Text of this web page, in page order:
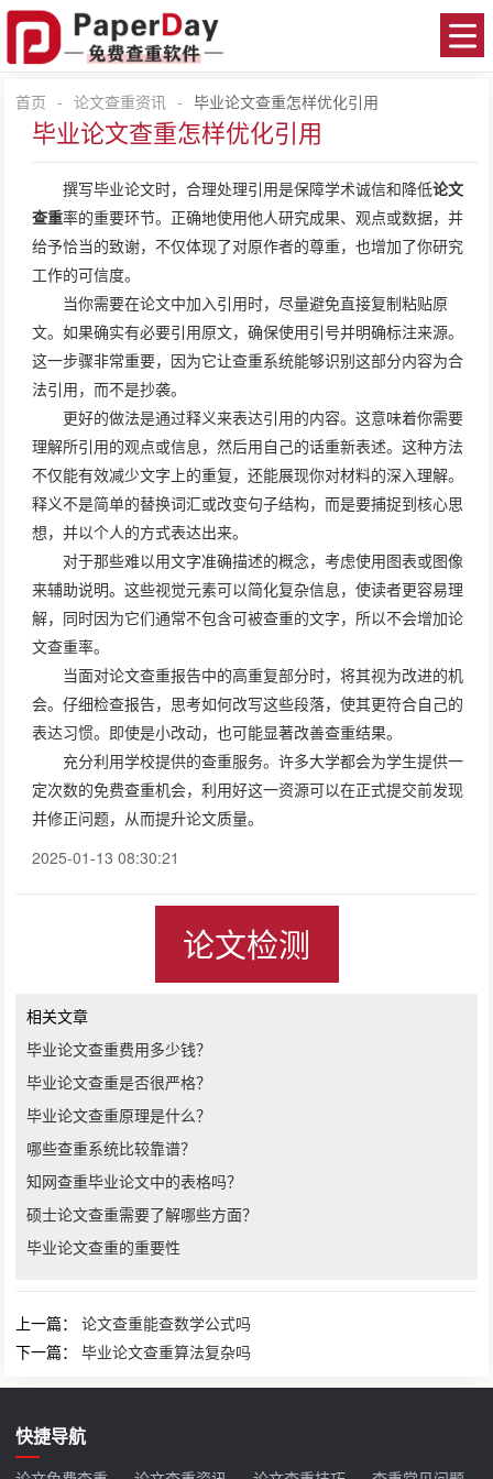
首页 - 论文查重资讯 - 毕业论文查重怎样优化引用
毕业论文查重怎样优化引用
撰写毕业论文时，合理处理引用是保障学术诚信和降低论文
查重率的重要环节。正确地使用他人研究成果、观点或数据，并
给予恰当的致谢，不仅体现了对原作者的尊重，也增加了你研究
工作的可信度。
当你需要在论文中加入引用时，尽量避免直接复制粘贴原
文。如果确实有必要引用原文，确保使用引号并明确标注来源。
这一步骤非常重要，因为它让查重系统能够识别这部分内容为合
法引用，而不是抄袭。
更好的做法是通过释义来表达引用的内容。这意味着你需要
理解所引用的观点或信息，然后用自己的话重新表述。这种方法
不仅能有效减少文字上的重复，还能展现你对材料的深入理解。
释义不是简单的替换词汇或改变句子结构，而是要捕捉到核心思
想，并以个人的方式表达出来。
对于那些难以用文字准确描述的概念，考虑使用图表或图像
来辅助说明。这些视觉元素可以简化复杂信息，使读者更容易理
解，同时因为它们通常不包含可被查重的文字，所以不会增加论
文查重率。
当面对论文查重报告中的高重复部分时，将其视为改进的机
会。仔细检查报告，思考如何改写这些段落，使其更符合自己的
表达习惯。即使是小改动，也可能显著改善查重结果。
充分利用学校提供的查重服务。许多大学都会为学生提供一
定次数的免费查重机会，利用好这一资源可以在正式提交前发现
并修正问题，从而提升论文质量。
2025-01-13 08:30:21
论文检测
相关文章
毕业论文查重费用多少钱？
毕业论文查重是否很严格？
毕业论文查重原理是什么？
哪些查重系统比较靠谱？
知网查重毕业论文中的表格吗？
硕士论文查重需要了解哪些方面？
毕业论文查重的重要性
上一篇：论文查重能查数学公式吗
下一篇：毕业论文查重算法复杂吗
快捷导航